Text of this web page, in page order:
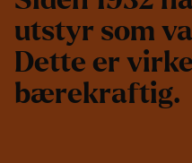
utstyr som va
Dette er virke
bærekraftig.